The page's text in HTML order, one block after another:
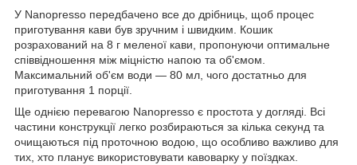
У Nanopresso передбачено все до дрібниць, щоб процес
приготування кави був зручним і швидким. Кошик
розрахований на 8 г меленої кави, пропонуючи оптимальне
співвідношення між міцністю напою та об'ємом.
Максимальний об'єм води — 80 мл, чого достатньо для
приготування 1 порції.
Ще однією перевагою Nanopresso є простота у догляді. Всі
частини конструкції легко розбираються за кілька секунд та
очищаються під проточною водою, що особливо важливо для
тих, хто планує використовувати кавоварку у поїздках.